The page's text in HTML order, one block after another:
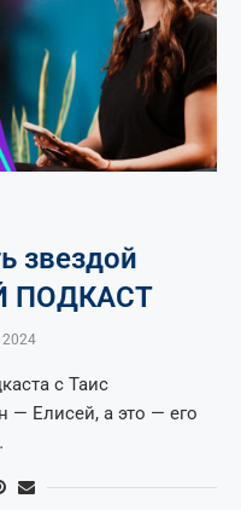
звездой
ПОДКАСТ
с Таис
— Елисей, а это — его